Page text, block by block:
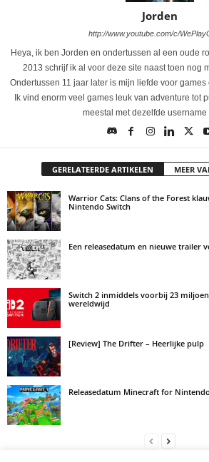
Jorden
http://www.youtube.com/c/
Heya, ik ben Jorden en ondertussen al een oude
2013 schrijf ik al voor deze site naast toen nog
Ondertussen 11 jaar later is mijn liefde voor
Ik vind enorm veel games leuk van adventure tot
meestal met dezelfde username
GERELATEERDE ARTIKELEN MEER
Warrior Cats: Clans of the Forest
Nintendo Switch
Een releasedatum en nieuwe trailer
Switch 2 inmiddels voorbij 23
wereldwijd
[Review] The Drifter – Heerlijke pulp
Releasedatum Minecraft for